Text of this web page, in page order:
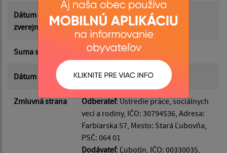
Typ:
Filtrovať Reset
Dátum
zverejnenia
26.06.2026
Suma s DPH* 968.37 €
Dátum uzavretia 25.06.2026
Zmluvná strana Odberateľ: Ústredie práce, sociálnych
vecí a rodiny, IČO: 30794536, Adresa:
Farbiarska 57, Mesto: Stará Ľubovňa,
PSČ: 064 01
Dodávateľ: Ľubotín, IČO: 00330035,